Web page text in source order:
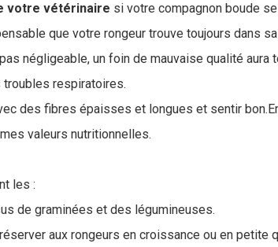
votre vétérinaire si votre compagnon boude
que votre rongeur trouve toujours dans
négligeable, un foin de mauvaise qualité aura
troubles respiratoires.
des fibres épaisses et longues et sentir
valeurs nutritionnelles.
les :
de graminées et des légumineuses.
aux rongeurs en croissance ou en petite